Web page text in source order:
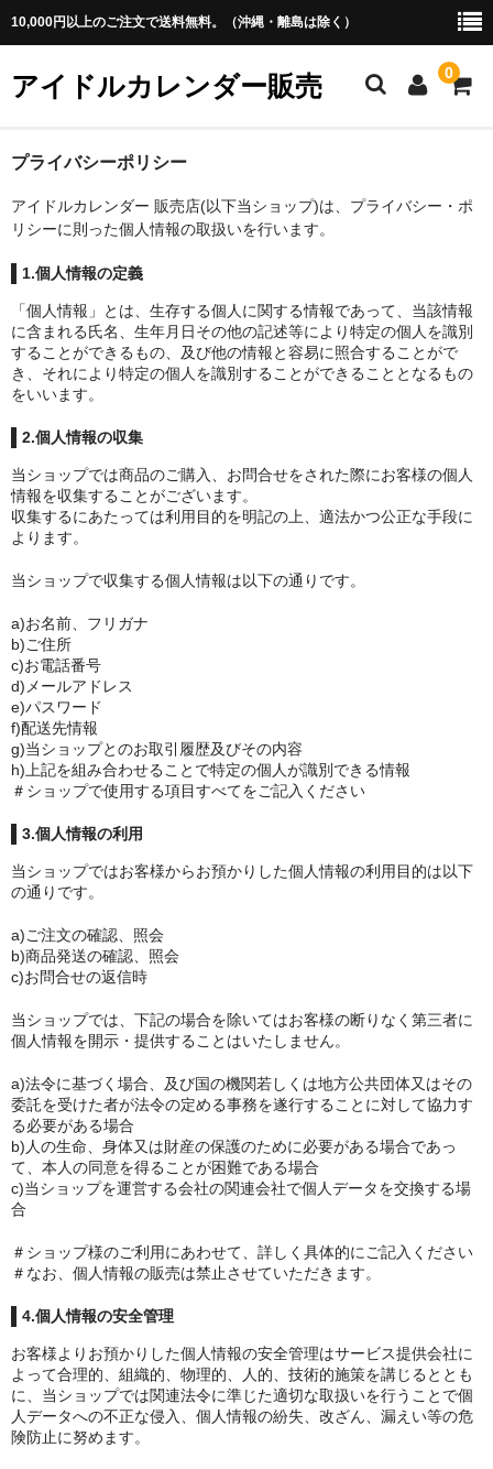
10,000円以上のご注文で送料無料。（沖縄・離島は除く）
アイドルカレンダー販売 0
ホーム
アイドル
・さ行
・た行
・な行
・は行
・ま行
・や、ら、わ行
女子アナウンサー
セクシー
・壁掛
・卓上
会社概要
お問い合わせ
プライバシーポリシー
アイドルカレンダー 販売店(以下当ショップ)は、プライバシー・ポ
リシーに則った個人情報の取扱いを行います。
1.個人情報の定義
「個人情報」とは、生存する個人に関する情報であって、当該情報
に含まれる氏名、生年月日その他の記述等により特定の個人を識別
することができるもの、及び他の情報と容易に照合することがで
き、それにより特定の個人を識別することができることとなるもの
をいいます。
2.個人情報の収集
当ショップでは商品のご購入、お問合せをされた際にお客様の個人
情報を収集することがございます。
収集するにあたっては利用目的を明記の上、適法かつ公正な手段に
よります。
当ショップで収集する個人情報は以下の通りです。
a)お名前、フリガナ
b)ご住所
c)お電話番号
d)メールアドレス
e)パスワード
f)配送先情報
g)当ショップとのお取引履歴及びその内容
h)上記を組み合わせることで特定の個人が識別できる情報
＃ショップで使用する項目すべてをご記入ください
3.個人情報の利用
当ショップではお客様からお預かりした個人情報の利用目的は以下
の通りです。
a)ご注文の確認、照会
b)商品発送の確認、照会
c)お問合せの返信時
当ショップでは、下記の場合を除いてはお客様の断りなく第三者に
個人情報を開示・提供することはいたしません。
a)法令に基づく場合、及び国の機関若しくは地方公共団体又はその
委託を受けた者が法令の定める事務を遂行することに対して協力す
る必要がある場合
b)人の生命、身体又は財産の保護のために必要がある場合であっ
て、本人の同意を得ることが困難である場合
c)当ショップを運営する会社の関連会社で個人データを交換する場
合
＃ショップ様のご利用にあわせて、詳しく具体的にご記入ください
＃なお、個人情報の販売は禁止させていただきます。
4.個人情報の安全管理
お客様よりお預かりした個人情報の安全管理はサービス提供会社に
よって合理的、組織的、物理的、人的、技術的施策を講じるととも
に、当ショップでは関連法令に準じた適切な取扱いを行うことで個
人データへの不正な侵入、個人情報の紛失、改ざん、漏えい等の危
険防止に努めます。